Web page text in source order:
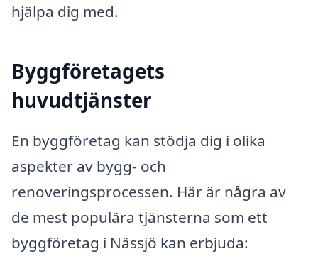
hjälpa dig med.
Byggföretagets
huvudtjänster
En byggföretag kan stödja dig i olika
aspekter av bygg- och
renoveringsprocessen. Här är några av
de mest populära tjänsterna som ett
byggföretag i Nässjö kan erbjuda: